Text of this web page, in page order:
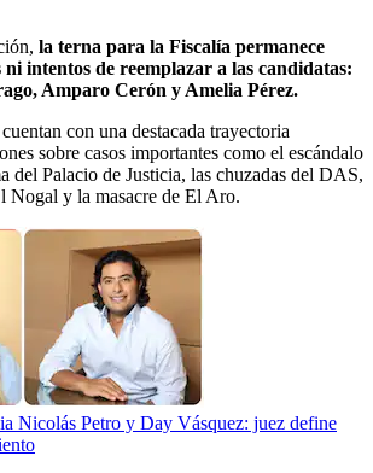
la terna para la Fiscalía permanece
intentos de reemplazar a las candidatas:
Amparo Cerón y Amelia Pérez.
con una destacada trayectoria
sobre casos importantes como el escándalo
del Palacio de Justicia, las chuzadas del DAS,
Nogal y la masacre de El Aro.
Nicolás Petro y Day Vásquez: juez define